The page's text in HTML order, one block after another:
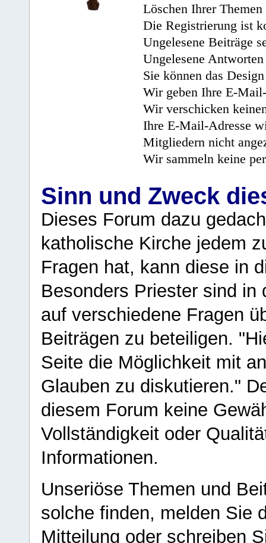
Löschen Ihrer
Die Registrierung ist
Ungelesene Beiträge
Ungelesene
Sie können das
Wir geben Ihre E-
Wir verschicken
Ihre E-Mail-Adresse
Mitgliedern nicht
Wir sammeln keine
Sinn und Zweck
Dieses Forum dazu
katholische Kirche jedem
Fragen hat, kann diese in
Besonders Priester sind in
auf verschiedene Fragen
Beiträgen zu beteiligen.
Seite die Möglichkeit mit
Glauben zu diskutieren."
diesem Forum keine
Vollständigkeit oder
Informationen.
Unseriöse Themen und
solche finden, melden Sie
Mitteilung oder schreiben